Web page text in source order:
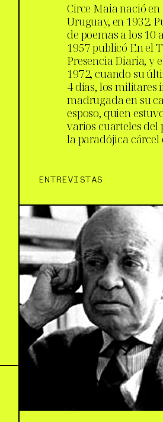
Circe Maia nació
Uruguay, en 1932.
de poemas a los 10
1957 publicó En el
Presencia Diaria, y
1972, cuando su
4 días, los militares
madrugada en su
esposo, quien
varios cuarteles del
la paradójica cárcel
ENTREVISTAS